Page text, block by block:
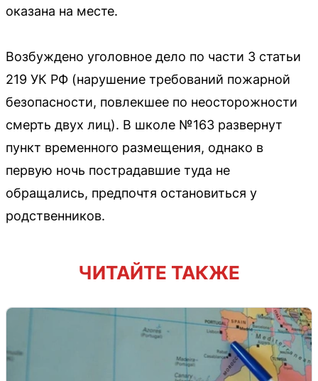
оказана на месте.
Возбуждено уголовное дело по части 3 статьи
219 УК РФ (нарушение требований пожарной
безопасности, повлекшее по неосторожности
смерть двух лиц). В школе №163 развернут
пункт временного размещения, однако в
первую ночь пострадавшие туда не
обращались, предпочтя остановиться у
родственников.
ЧИТАЙТЕ ТАКЖЕ